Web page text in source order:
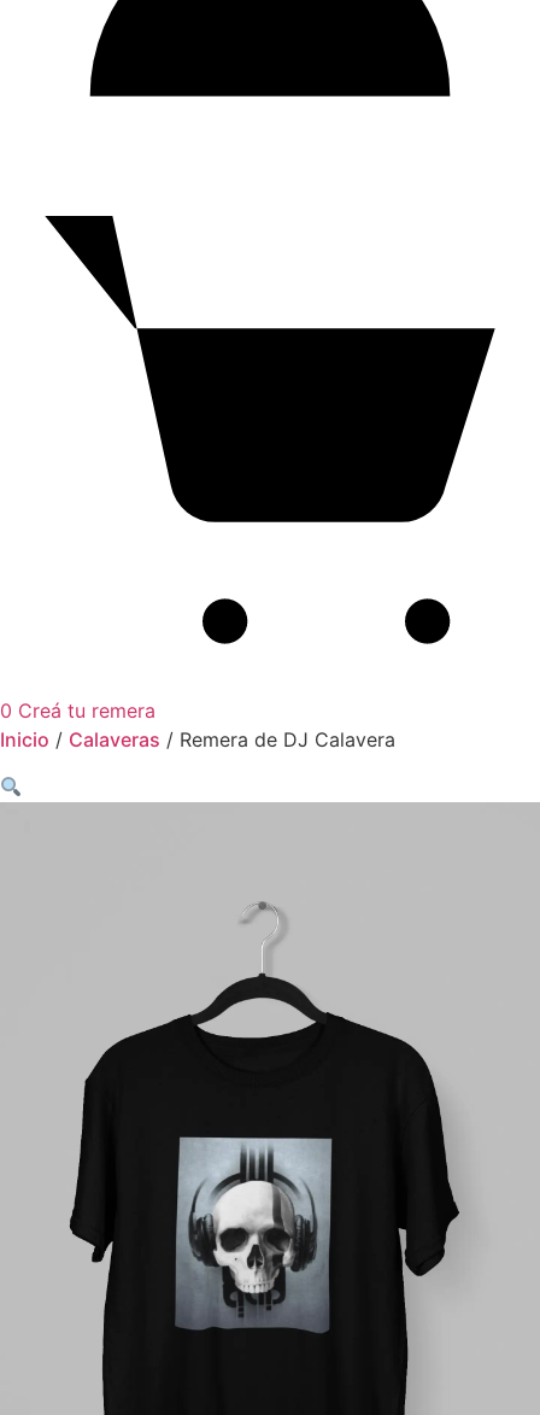
0 Creá tu remera
Inicio / Calaveras / Remera de DJ Calavera